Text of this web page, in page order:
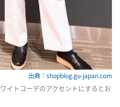
出典：shopblog.gu-japan.com
イトコーデのアクセントにするとお